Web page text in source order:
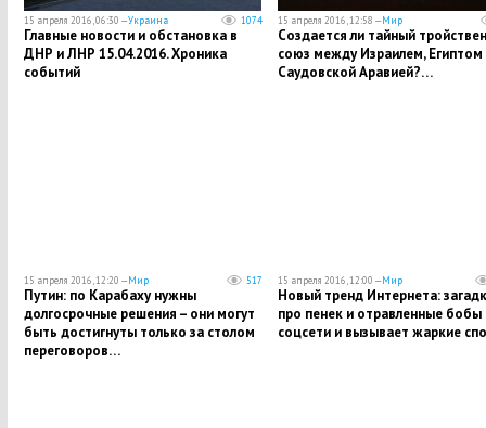
15 апреля 2016, 06:30 —Украина 1074
Главные новости и обстановка в
ДНР и ЛНР 15.04.2016. Хроника
событий
15 апреля 2016, 12:58 —Мир
Создается ли тайный
союз между Израилем, Египтом
Саудовской Аравией?…
15 апреля 2016, 12:20 —Мир 517
Путин: по Карабаху нужны
долгосрочные решения – они могут
быть достигнуты только за столом
переговоров…
15 апреля 2016, 12:00 —Мир
Новый тренд Интернета:
про пенек и отравленные бобы
соцсети и вызывает жаркие